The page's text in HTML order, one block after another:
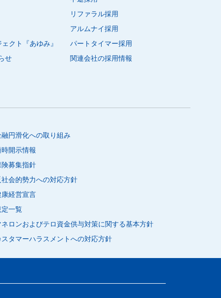
クト『あゆみ』
せ
リファラル採用
アルムナイ採用
パートタイマー採用
関連会社の採用情報
融円滑化への取り組み
時開示情報
険募集指針
社会的勢力への対応方針
康経営宣言
定一覧
ネロンおよびテロ資金供与対策に関する基本方針
スタマーハラスメントへの対応方針